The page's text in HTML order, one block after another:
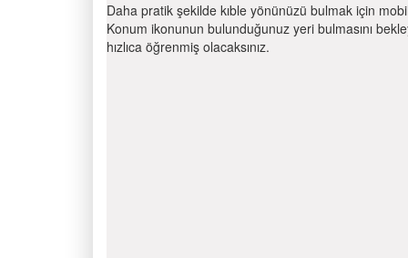
Daha pratik şekilde kıble yönünüzü bulmak için
Konum ikonunun bulunduğunuz yeri bulmasını
hızlıca öğrenmiş olacaksınız.